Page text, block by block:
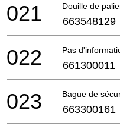
Douille de
021 663548129
Pas
022 661300011
Bague de
023 663300161